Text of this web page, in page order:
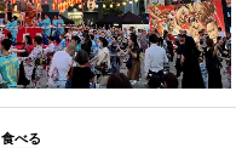
食べる